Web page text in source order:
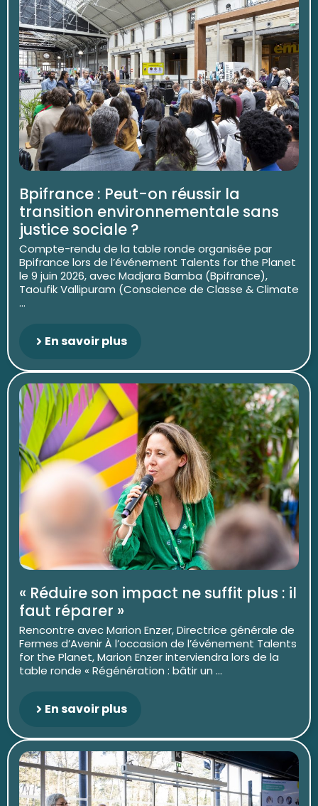
Bpifrance : Peut-on réussir la
transition environnementale sans
justice sociale ?
Compte-rendu de la table ronde organisée par
Bpifrance lors de l’événement Talents for the Planet
le 9 juin 2026, avec Madjara Bamba (Bpifrance),
Taoufik Vallipuram (Conscience de Classe & Climate
...
En savoir plus
« Réduire son impact ne suffit plus : il
faut réparer »
Rencontre avec Marion Enzer, Directrice générale de
Fermes d’Avenir À l’occasion de l’événement Talents
for the Planet, Marion Enzer interviendra lors de la
table ronde « Régénération : bâtir un ...
En savoir plus